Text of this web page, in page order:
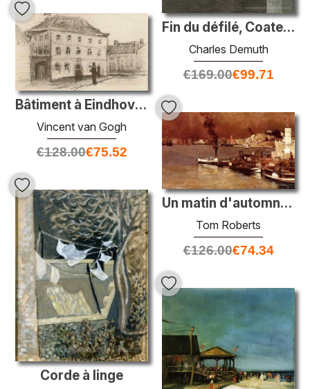
Fin du défilé, Coatesville, Pennsylvanie.
Charles Demuth
€169.00€99.71
Bâtiment à Eindhoven (la pesée)
Vincent van Gogh
€128.00€75.52
Un matin d'automne, Milson's Point, Sydney
Tom Roberts
€126.00€74.34
Corde à linge